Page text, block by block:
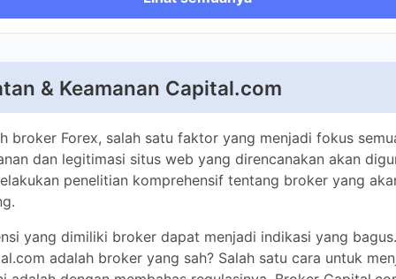
pasar trading
Indices, Stocks
EUR, USD, GBP, PLN
Ya
Standard, Pro
broker Forex, salah satu faktor yang menjadi fokus semua
legitimasi situs web yang direncanakan akan digunakan.
komprehensif tentang broker yang akan menjadi
yang dimiliki broker dapat menjadi indikasi yang bagus.
broker yang sah? Salah satu cara untuk menjawab
membahas regulasinya. Broker Capital.com diatur oleh
besar dikenal untuk memastikan standar
tinggi.